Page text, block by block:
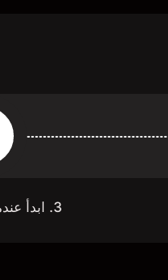
3. ابدأ عندما تكون مستعدًا